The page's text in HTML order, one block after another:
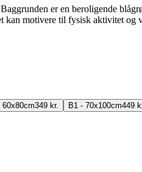
er en beroligende
kan motivere til fysisk aktivitet og
60x80cm349 kr. B1 - 70x100cm449